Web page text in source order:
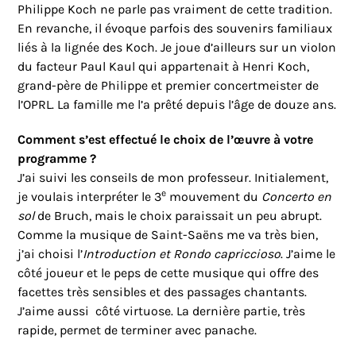
Philippe Koch ne parle pas vraiment de cette tradition.
En revanche, il évoque parfois des souvenirs familiaux
liés à la lignée des Koch. Je joue d’ailleurs sur un violon
du facteur Paul Kaul qui appartenait à Henri Koch,
grand-père de Philippe et premier concertmeister de
l’OPRL. La famille me l’a prêté depuis l’âge de douze ans.
Comment s’est effectué le choix de l’œuvre à votre
programme ?
J’ai suivi les conseils de mon professeur. Initialement,
je voulais interpréter le 3e mouvement du Concerto en
solde Bruch, mais le choix paraissait un peu abrupt.
Comme la musique de Saint-Saëns me va très bien,
j’ai choisi l’Introduction et Rondo capriccioso. J’aime le
côté joueur et le peps de cette musique qui offre des
facettes très sensibles et des passages chantants.
J’aime aussi côté virtuose. La dernière partie, très
rapide, permet de terminer avec panache.